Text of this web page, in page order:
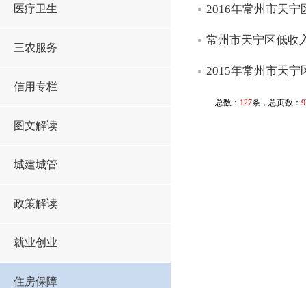
医疗卫生
三农服务
信用专栏
图文解读
城建城管
政策解读
就业创业
住房保障
2016年常州市天宁
常州市天宁区低收
2015年常州市天宁
总数： 127条，总页数： 9